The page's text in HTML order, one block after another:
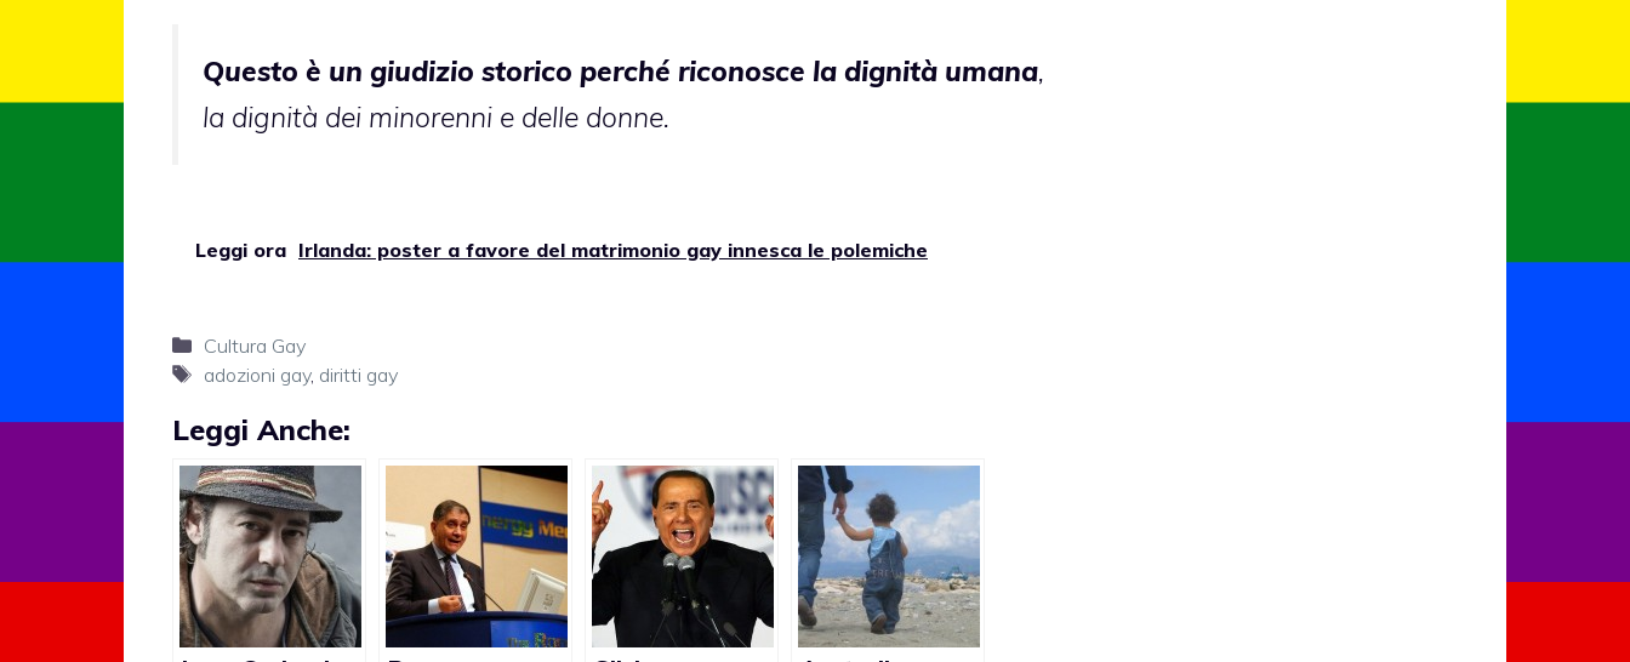
Questo è un giudizio storico perché riconosce la dignità umana,
la dignità dei minorenni e delle donne.
Leggi ora Irlanda: poster a favore del matrimonio gay innesca le polemiche
Categorie
Cultura Gay
Tag
adozioni gay, diritti gay
Leggi Anche: